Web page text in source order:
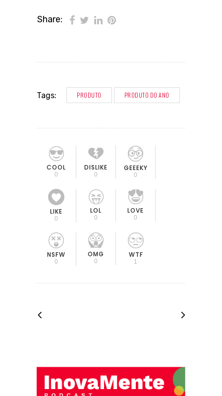
Share:
Tags: PRODUTO PRODUTO DO ANO
COOL
0
DISLIKE
0
GEEEKY
0
LIKE
0
LOL
0
LOVE
0
NSFW
0
OMG
0
WTF
1